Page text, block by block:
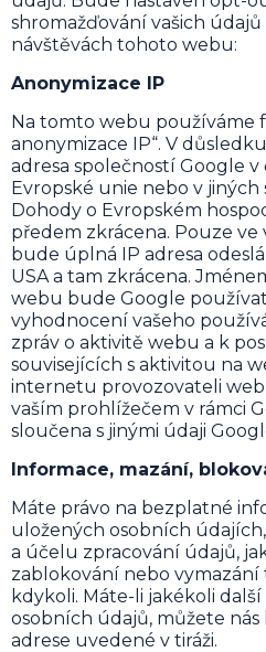
shromažďování vašich
návštěvách tohoto webu:
Anonymizace IP
Na tomto webu používáme
anonymizace IP“. V
adresa společností Google
Evropské unie nebo v
Dohody o Evropském
předem zkrácena. Pouze
bude úplná IP adresa
USA a tam zkrácena.
webu bude Google
vyhodnocení vašeho
zpráv o aktivitě webu a k
souvisejících s aktivitou na
internetu provozovateli
vaším prohlížečem v rámci
sloučena s jinými údaji
Informace, mazání,
Máte právo na bezplatné
uložených osobních
a účelu zpracování údajů,
zablokování nebo
kdykoli. Máte-li jakékoli
osobních údajů, můžete
adrese uvedené v tiráži.